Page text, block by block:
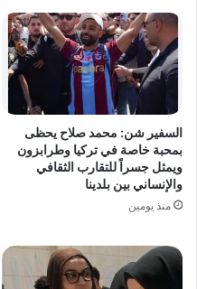
السفير شن: محمد صلاح يحظى
بمحبة خاصة في تركيا وطرابزون
ويمثل جسراً للتقارب الثقافي
والإنساني بين بلدينا
منذ يومين